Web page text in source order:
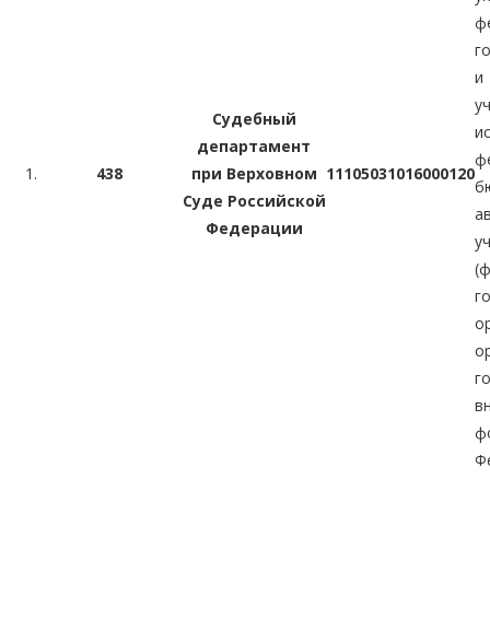
1. 438
Судебный
департамент
при Верховном
Суде Российской
Федерации
11105031016000120